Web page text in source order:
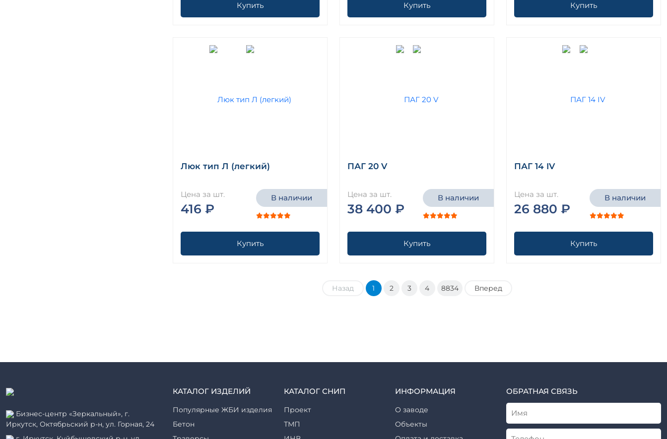
Купить Купить Купить
Люк тип Л (легкий)
Цена за шт.
416 ₽
В наличии
Купить
ПАГ 20 V
Цена за шт.
38 400 ₽
В наличии
Купить
ПАГ 14 IV
Цена за шт.
26 880 ₽
В наличии
Купить
Назад 1 2 3 4 8834 Вперед
Бизнес-центр «Зеркальный», г.
Иркутск, Октябрьский р-н, ул. Горная, 24
КАТАЛОГ ИЗДЕЛИЙ
Популярные ЖБИ изделия
Бетон
КАТАЛОГ СНИП
Проект
ТМП
ИНФОРМАЦИЯ
О заводе
Объекты
ОБРАТНАЯ СВЯЗЬ